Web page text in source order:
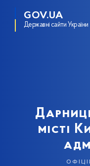
GOV.UA
Державні сайти України
місті